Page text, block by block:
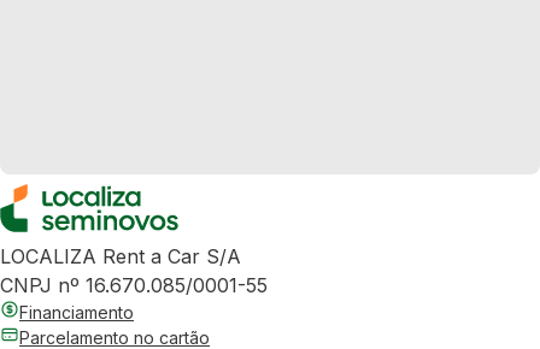
LOCALIZA Rent a Car S/A
CNPJ nº 16.670.085/0001-55
Financiamento
Parcelamento no cartão